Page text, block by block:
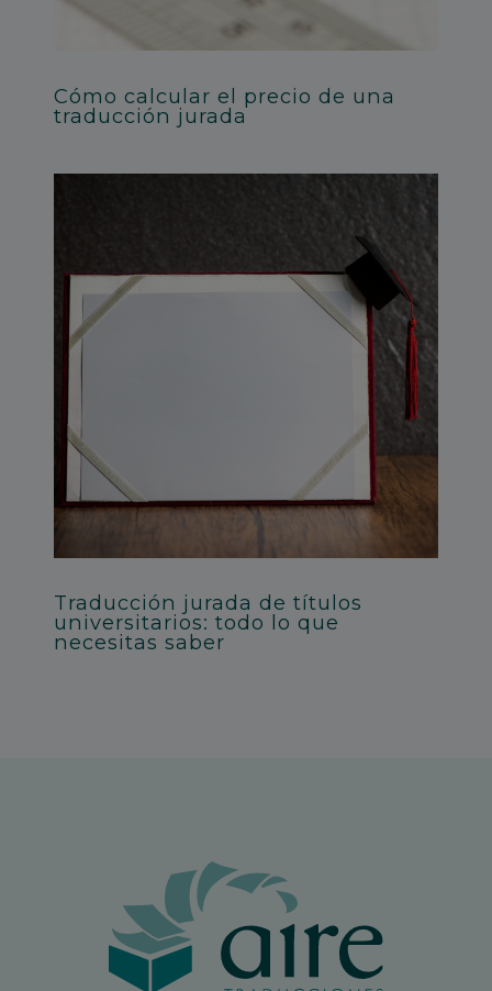
Cómo calcular el precio de una
traducción jurada
Traducción jurada de títulos
universitarios: todo lo que
necesitas saber